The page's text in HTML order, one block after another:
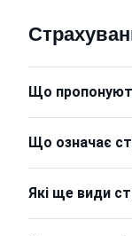
Що
Що означає
Які ще види